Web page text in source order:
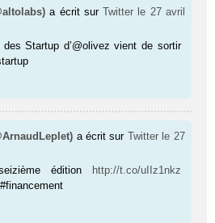
a écrit surTwitter le 27 avril
Startup d’@olivez vient de sortir
a écrit sur Twitter le 27
édition
http://t.co/uIIz1nkz